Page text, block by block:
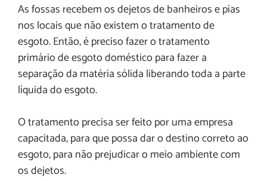
As fossas recebem os dejetos de banheiros e pias
nos locais que não existem o tratamento de
esgoto. Então, é preciso fazer o tratamento
primário de esgoto doméstico para fazer a
separação da matéria sólida liberando toda a parte
líquida do esgoto.
O tratamento precisa ser feito por uma empresa
capacitada, para que possa dar o destino correto ao
esgoto, para não prejudicar o meio ambiente com
os dejetos.